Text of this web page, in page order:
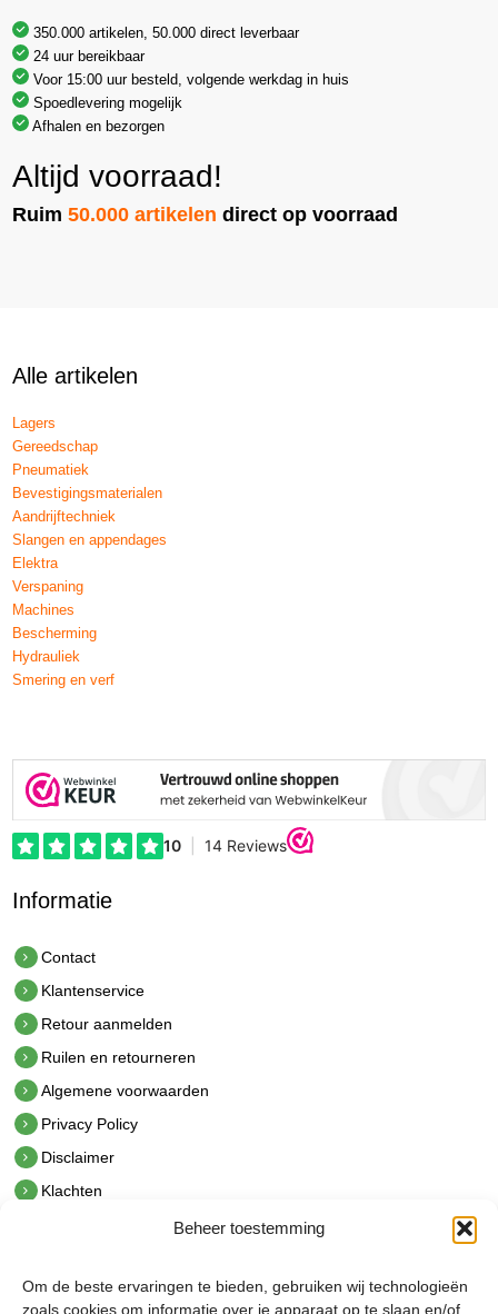
Beheer toestemming
Om de beste ervaringen te bieden, gebruiken wij technologieën
zoals cookies om informatie over je apparaat op te slaan en/of
350.000 artikelen, 50.000 direct leverbaar
24 uur bereikbaar
Voor 15:00 uur besteld, volgende werkdag in huis
Spoedlevering mogelijk
Afhalen en bezorgen
Altijd voorraad!
Ruim50.000 artikelen direct op voorraad
Alle artikelen
Lagers
Gereedschap
Pneumatiek
Bevestigingsmaterialen
Aandrijftechniek
Slangen en appendages
Elektra
Verspaning
Machines
Bescherming
Hydrauliek
Smering en verf
Informatie
Contact
Klantenservice
Retour aanmelden
Ruilen en retourneren
Algemene voorwaarden
Privacy Policy
Disclaimer
Klachten
hetindustriehuis B.V.
De Hoek 1 1601 MR Enkhuizen